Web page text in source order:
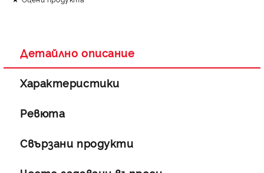
Детайлно описание
Характеристики
Ревюта
Свързани продукти